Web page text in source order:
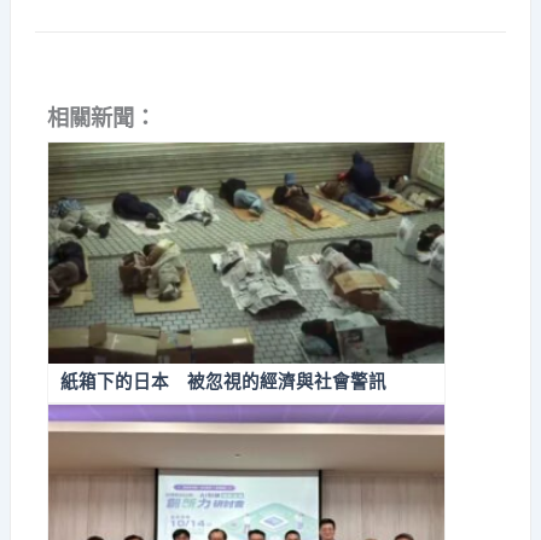
相關新聞：
紙箱下的日本 被忽視的經濟與社會警訊